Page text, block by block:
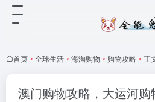
首页 • 全球生活 • 海淘购物 • 购物攻略 • 正
澳门购物攻略，大运河购